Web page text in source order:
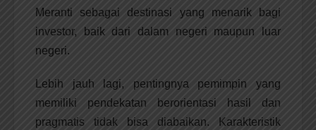
Meranti sebagai destinasi yang menarik bagi
investor, baik dari dalam negeri maupun luar
negeri.
Lebih jauh lagi, pentingnya pemimpin yang
memiliki pendekatan berorientasi hasil dan
pragmatis tidak bisa diabaikan. Karakteristik